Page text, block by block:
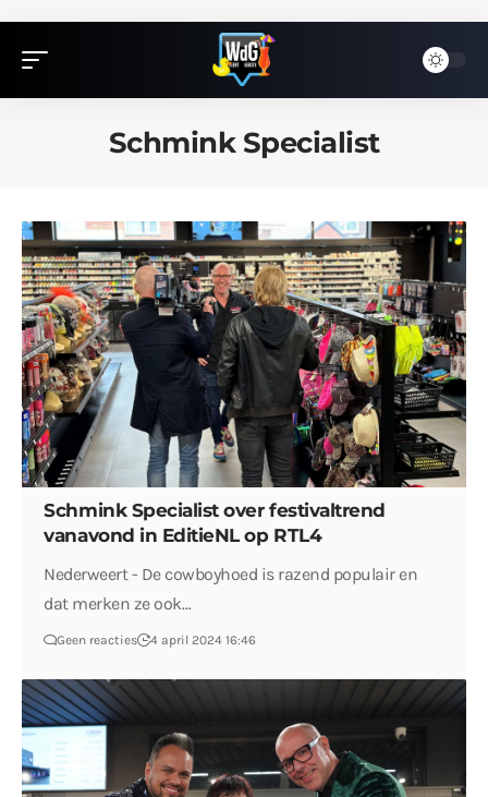
Schmink Specialist
Schmink Specialist over festivaltrend
vanavond in EditieNL op RTL4
Nederweert - De cowboyhoed is razend populair en
dat merken ze ook…
Geen reacties 4 april 2024 16:46